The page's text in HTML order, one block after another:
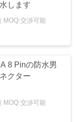
ク
します
MOQ:交渉可能
8 Pinの防水男
クター
MOQ:交渉可能